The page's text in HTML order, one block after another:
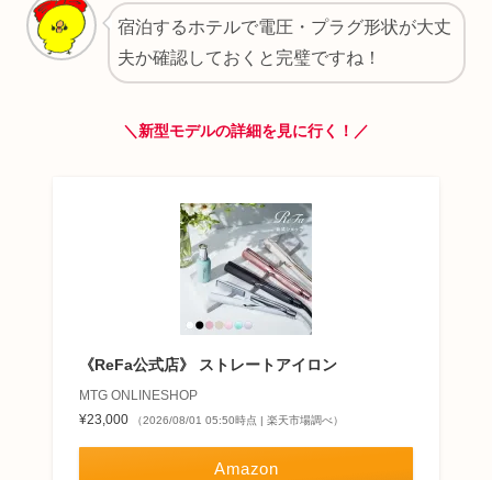
宿泊するホテルで電圧・プラグ形状が大丈
夫か確認しておくと完璧ですね！
＼新型モデルの詳細を見に行く！／
《ReFa公式店》 ストレートアイロン
MTG ONLINESHOP
¥23,000
（2026/08/01 05:50時点 | 楽天市場調べ）
Amazon